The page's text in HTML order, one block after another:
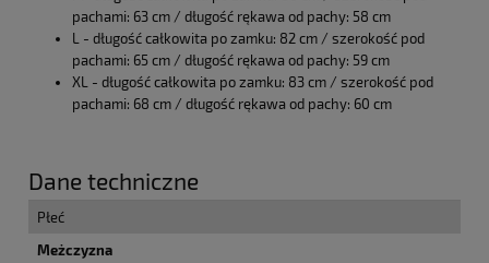
pachami: 63 cm / długość rękawa od pachy: 58 cm
L - długość całkowita po zamku: 82 cm / szerokość pod
pachami: 65 cm / długość rękawa od pachy: 59 cm
XL - długość całkowita po zamku: 83 cm / szerokość pod
pachami: 68 cm / długość rękawa od pachy: 60 cm
Dane techniczne
Płeć
Meżczyzna